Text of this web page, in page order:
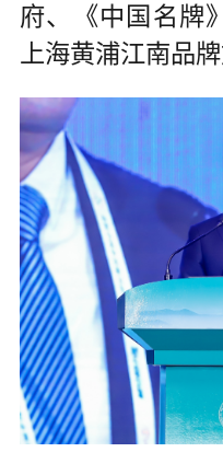
府、《中国名牌
上海黄浦江南品